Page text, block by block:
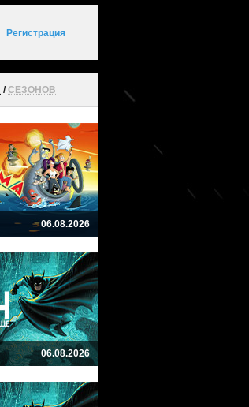
Регистрация
/СЕЗОНОВ
06.08.2026
06.08.2026